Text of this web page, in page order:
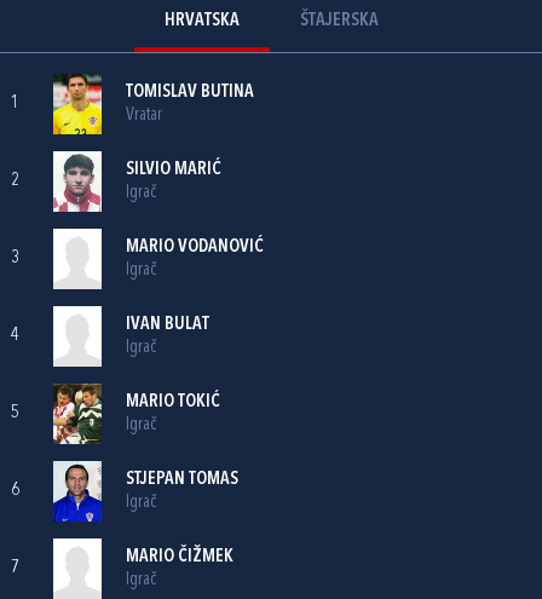
HRVATSKA ŠTAJERSKA
1
TOMISLAV BUTINA
Vratar
2
SILVIO MARIĆ
Igrač
3
MARIO VODANOVIĆ
Igrač
4
IVAN BULAT
Igrač
5
MARIO TOKIĆ
Igrač
6
STJEPAN TOMAS
Igrač
7
MARIO ČIŽMEK
Igrač